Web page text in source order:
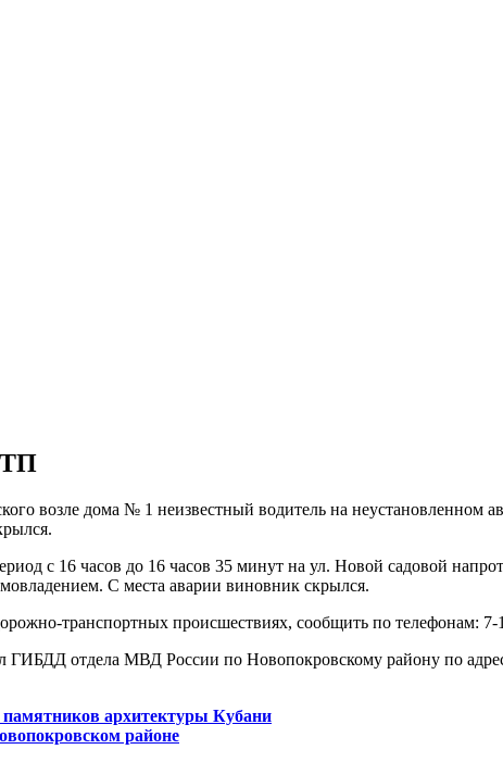
возле дома № 1 неизвестный водитель на неустановленном
с 16 часов до 16 часов 35 минут на ул. Новой садовой
С места аварии виновник скрылся.
транспортных происшествиях, сообщить по телефонам: 7-
отдела МВД России по Новопокровскому району по
архитектуры Кубани
районе